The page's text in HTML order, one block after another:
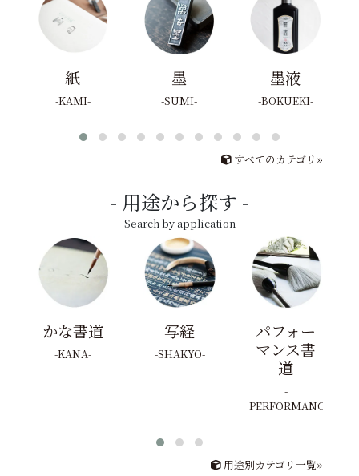
紙
KAMI
墨
SUMI
墨液
BOKUEKI
すべてのカテゴリ»
用途から探す
Search by application
かな書道
KANA
写経
SHAKYO
パフォー
マンス書
道
PERFORMANCE
用途別カテゴリ一覧»